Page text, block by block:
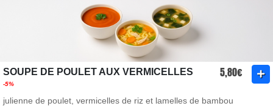
SOUPE DE POULET AUX VERMICELLES
-5%
5,80€
julienne de poulet, vermicelles de riz et lamelles de bambou